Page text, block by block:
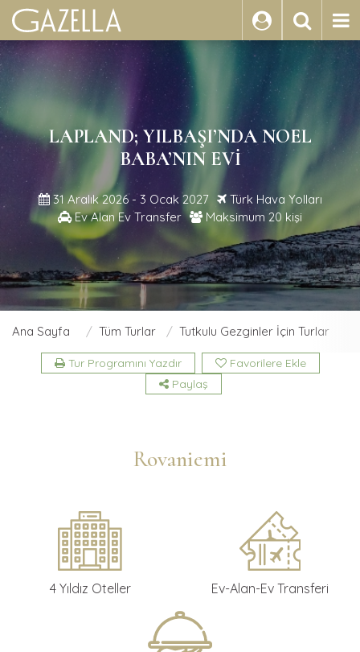
ARA
LAPLAND; YILBAŞI’NDA NOEL
BABA’NIN EVI
31 Aralık 2026 - 3 Ocak 2027
Türk Hava Yolları
Ev Alan Ev Transfer
Maksimum 20 kişi
Ana Sayfa Tüm Turlar Tutkulu Gezginler İçin Turlar
Tur Programını Yazdır
Favorilere Ekle
Paylaş
Rovaniemi
4 Yıldız Oteller Ev-Alan-Ev Transferi